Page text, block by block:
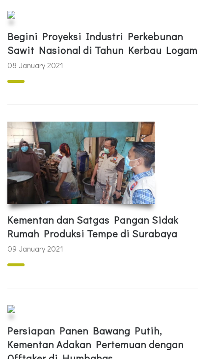
Begini Proyeksi Industri Perkebunan
Sawit Nasional di Tahun Kerbau Logam
08 January 2021
Kementan dan Satgas Pangan Sidak
Rumah Produksi Tempe di Surabaya
09 January 2021
Persiapan Panen Bawang Putih,
Kementan Adakan Pertemuan dengan